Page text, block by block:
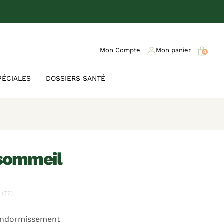
DOSSIERS SANTÉ
Mon Compte Mon panier 0
(72)